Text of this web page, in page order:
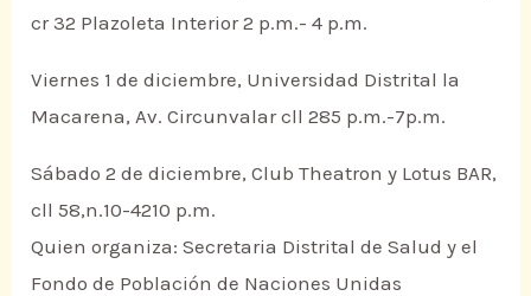
cr 32 Plazoleta Interior 2 p.m.- 4 p.m.
Viernes 1 de diciembre, Universidad Distrital la
Macarena, Av. Circunvalar cll 285 p.m.-7p.m.
Sábado 2 de diciembre, Club Theatron y Lotus BAR,
cll 58,n.10-4210 p.m.
Quien organiza: Secretaria Distrital de Salud y el
Fondo de Población de Naciones Unidas